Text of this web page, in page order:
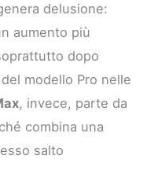
delusione:
aumento più
dopo
modello Pro nelle
, invece, parte da
combina una
salto